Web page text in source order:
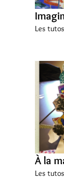
Les
À la
Les